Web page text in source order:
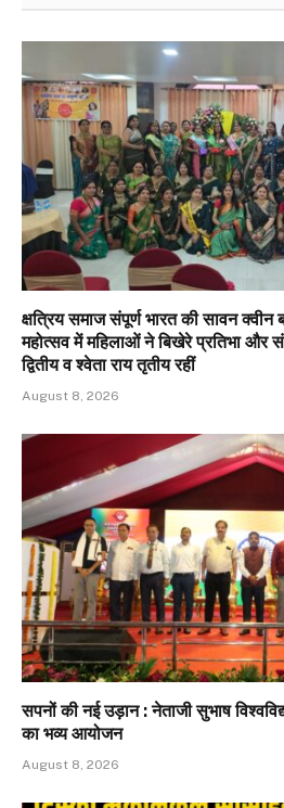
क्षत्रिय समाज संपूर्ण भारत की सावन
महोत्सव में महिलाओं ने बिखेरे प्रतिभा और
द्वितीय व श्वेता राय तृतीय रहीं
August 8, 2026
सपनों की नई उड़ान : नेताजी सुभाष
का भव्य आयोजन
August 8, 2026